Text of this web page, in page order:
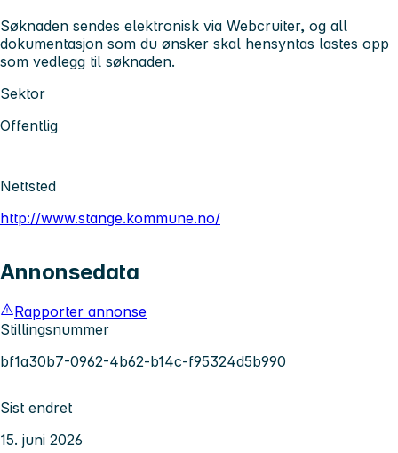
Søknaden sendes elektronisk via Webcruiter, og all
dokumentasjon som du ønsker skal hensyntas lastes opp
som vedlegg til søknaden.
Sektor
Offentlig
Nettsted
http://www.stange.kommune.no/
Annonsedata
Rapporter annonse
Stillingsnummer
bf1a30b7-0962-4b62-b14c-f95324d5b990
Sist endret
15. juni 2026